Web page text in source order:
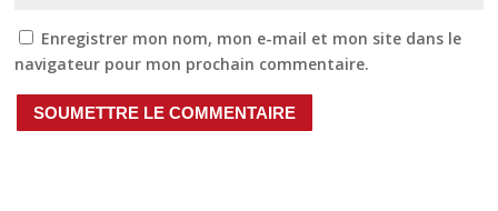
Enregistrer mon nom, mon e-mail et mon site dans le
navigateur pour mon prochain commentaire.
SOUMETTRE LE COMMENTAIRE